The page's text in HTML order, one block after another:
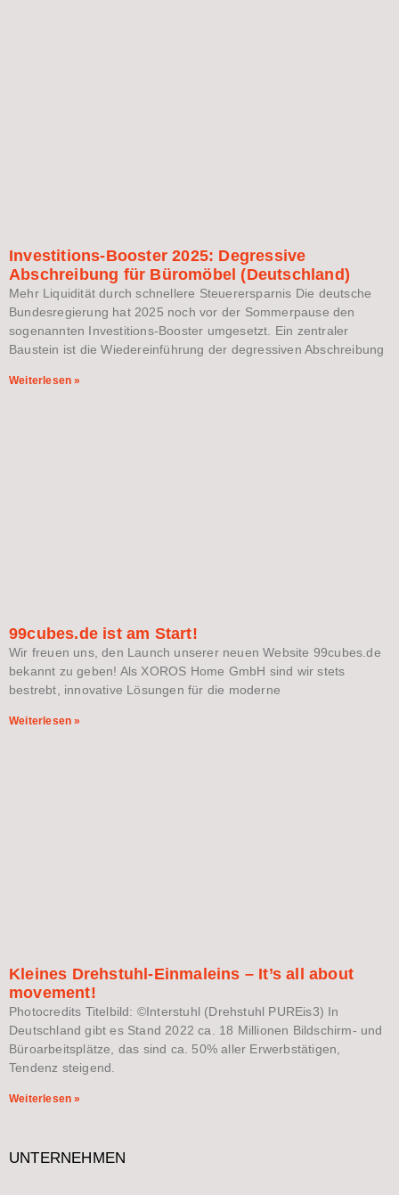
Investitions-Booster 2025: Degressive
Abschreibung für Büromöbel (Deutschland)
Mehr Liquidität durch schnellere Steuerersparnis Die deutsche
Bundesregierung hat 2025 noch vor der Sommerpause den
sogenannten Investitions-Booster umgesetzt. Ein zentraler
Baustein ist die Wiedereinführung der degressiven Abschreibung
Weiterlesen »
99cubes.de ist am Start!
Wir freuen uns, den Launch unserer neuen Website 99cubes.de
bekannt zu geben! Als XOROS Home GmbH sind wir stets
bestrebt, innovative Lösungen für die moderne
Weiterlesen »
Kleines Drehstuhl-Einmaleins – It’s all about
movement!
Photocredits Titelbild: ©Interstuhl (Drehstuhl PUREis3) In
Deutschland gibt es Stand 2022 ca. 18 Millionen Bildschirm- und
Büroarbeitsplätze, das sind ca. 50% aller Erwerbstätigen,
Tendenz steigend.
Weiterlesen »
UNTERNEHMEN